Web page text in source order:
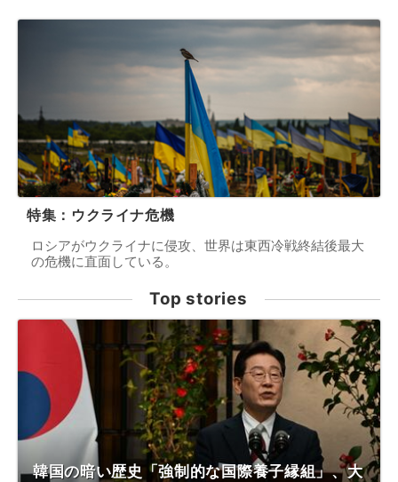
特集：ウクライナ危機
ロシアがウクライナに侵攻、世界は東西冷戦終結後最大
の危機に直面している。
Top stories
韓国の暗い歴史「強制的な国際養子縁組」、大